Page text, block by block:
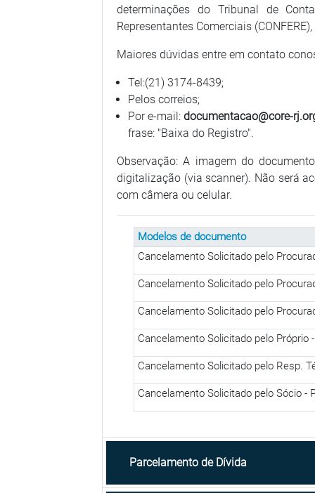
determinações do Tribunal de
Representantes Comerciais
Maiores dúvidas entre em contato
Tel:(21) 3174-8439;
Pelos correios;
Por e-mail: documentacao@core-
frase: "Baixa do Registro".
Observação: A imagem do
digitalização (via scanner). Não será
com câmera ou celular.
Modelos de documento
Cancelamento Solicitado pelo
Cancelamento Solicitado pelo
Cancelamento Solicitado pelo
Cancelamento Solicitado pelo Próprio
Cancelamento Solicitado pelo Resp.
Cancelamento Solicitado pelo Sócio -
Parcelamento de Dívida